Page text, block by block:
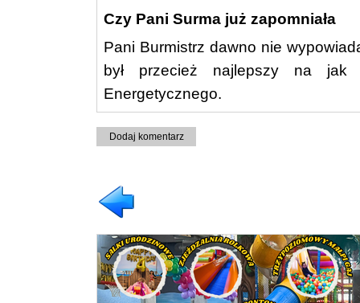
Czy Pani Surma już zapomniała
Pani Burmistrz dawno nie
był przecież najlepszy na jak
Energetycznego.
Dodaj komentarz